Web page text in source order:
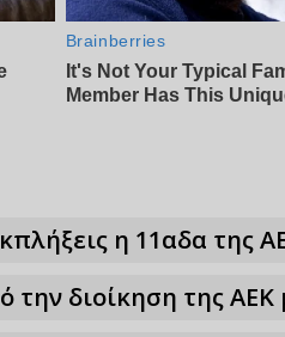
η 11αδα της
διοίκηση της ΑΕΚ